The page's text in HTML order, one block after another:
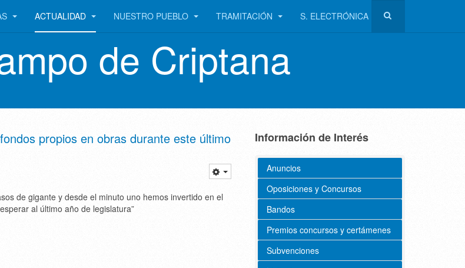
ACTUALIDAD NUESTRO PUEBLO TRAMITACIÓN S. ELECTRÓNICA
de Criptana
propios en obras durante este último
de gigante y desde el minuto uno hemos invertido en el
al último año de legislatura”
Información de Interés
Anuncios
Oposiciones y Concursos
Bandos
Premios concursos y certámenes
Subvenciones